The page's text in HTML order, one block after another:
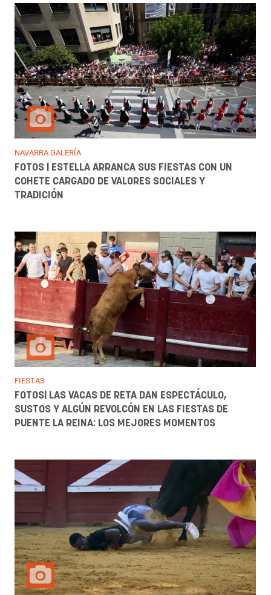
NAVARRA GALERÍA
FOTOS | ESTELLA ARRANCA SUS FIESTAS CON UN
COHETE CARGADO DE VALORES SOCIALES Y
TRADICIÓN
FIESTAS
FOTOS| LAS VACAS DE RETA DAN ESPECTÁCULO,
SUSTOS Y ALGÚN REVOLCÓN EN LAS FIESTAS DE
PUENTE LA REINA: LOS MEJORES MOMENTOS